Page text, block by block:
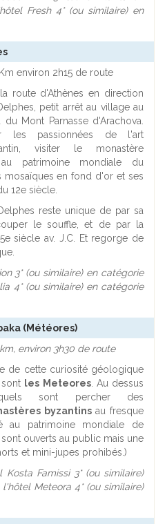
Fresh 4* (ou similaire) en
environ 2h15 de route
route d'Athènes en direction
petit arrêt au village au
du Mont Parnasse d'Arachova.
les passionnées de l'art
visiter le monastère
patrimoine mondiale du
mosaïques en fond d'or et ses
12e siècle.
reste unique de par sa
le souffle, et de par la
siècle av. J.C. Et regorge de
3* (ou similaire) en catégorie
4* (ou similaire) en catégorie
(Météores)
environ 3h30 de route
de cette curiosité géologique
les Meteores. Au dessus
sont percher des
byzantinsau fresque
au patrimoine mondiale de
ouverts au public mais une
et mini-jupes prohibés.)
Famissi 3* (ou similaire)
Meteora 4* (ou similaire)